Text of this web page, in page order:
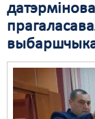
Свабода слова
Свабода
Суд
Сьмяротнае